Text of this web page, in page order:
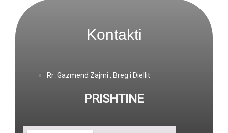
Kontakti
Rr .Gazmend Zajmi , Breg i Diellit
PRISHTINE